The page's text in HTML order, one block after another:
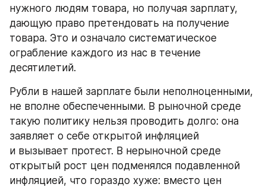
нужного людям товара, но получая зарплату,
дающую право претендовать на получение
товара. Это и означало систематическое
ограбление каждого из нас в течение
десятилетий.
Рубли в нашей зарплате были неполноценными,
не вполне обеспеченными. В рыночной среде
такую политику нельзя проводить долго: она
заявляет о себе открытой инфляцией
и вызывает протест. В нерыночной среде
открытый рост цен подменялся подавленной
инфляцией, что гораздо хуже: вместо цен